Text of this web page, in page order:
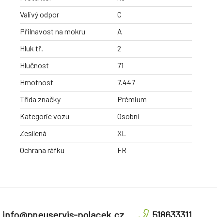
Valivý odpor
C
Přilnavost na mokru
A
Hluk tř.
2
Hlučnost
71
Hmotnost
7.447
Třída značky
Prémium
Kategorie vozu
Osobní
Zesílená
XL
Ochrana ráfku
FR